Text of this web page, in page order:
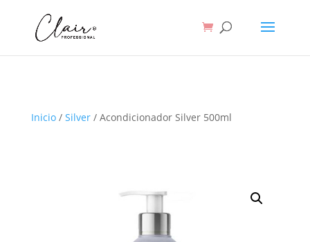
Inicio/ Silver/ Acondicionador Silver 500ml